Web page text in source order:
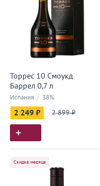
Торрес 10 Смоукд
Баррел 0,7 л
Испания / 38%
2 249 ₽ 2 899 ₽
Скидка месяца